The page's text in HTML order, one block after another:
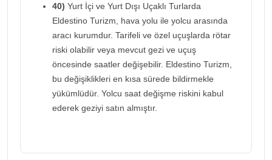
40) Yurt İçi ve Yurt Dışı Uçaklı Turlarda
Eldestino Turizm, hava yolu ile yolcu arasında
aracı kurumdur. Tarifeli ve özel uçuşlarda rötar
riski olabilir veya mevcut gezi ve uçuş
öncesinde saatler değişebilir. Eldestino Turizm,
bu değişiklikleri en kısa sürede bildirmekle
yükümlüdür. Yolcu saat değişme riskini kabul
ederek geziyi satın almıştır.